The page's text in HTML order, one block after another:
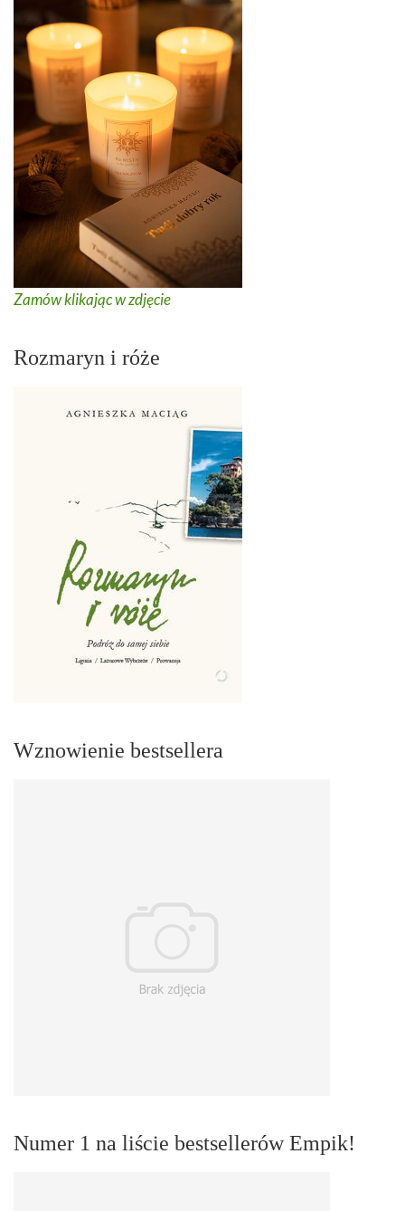
Zamów klikając w zdjęcie
Rozmaryn i róże
Wznowienie bestsellera
Numer 1 na liście bestsellerów Empik!